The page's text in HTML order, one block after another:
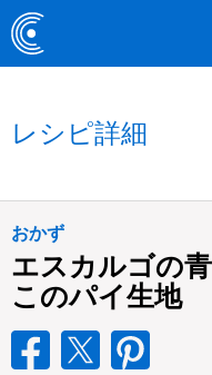
レシピ詳細
おかず
エスカルゴの
このパイ生地